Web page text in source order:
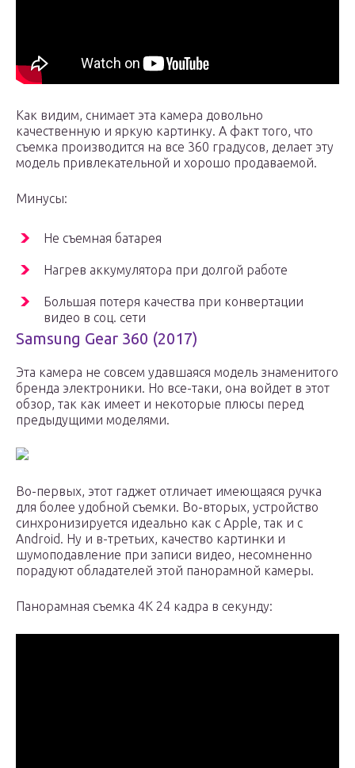
Как видим, снимает эта камера довольно
качественную и яркую картинку. А факт того, что
съемка производится на все 360 градусов, делает эту
модель привлекательной и хорошо продаваемой.
Минусы:
Не съемная батарея
Нагрев аккумулятора при долгой работе
Большая потеря качества при конвертации
видео в соц. сети
Samsung Gear 360 (2017)
Эта камера не совсем удавшаяся модель знаменитого
бренда электроники. Но все-таки, она войдет в этот
обзор, так как имеет и некоторые плюсы перед
предыдущими моделями.
Во-первых, этот гаджет отличает имеющаяся ручка
для более удобной съемки. Во-вторых, устройство
синхронизируется идеально как с Apple, так и с
Android. Ну и в-третьих, качество картинки и
шумоподавление при записи видео, несомненно
порадуют обладателей этой панорамной камеры.
Панорамная съемка 4К 24 кадра в секунду: